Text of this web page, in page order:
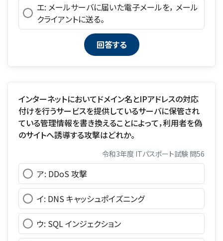
エ: メールサーバに届いた電子メールを， メール
クライアントに送る。
インターネットにおいてドメイン名とIPアドレスの対応
付けを行うサービスを提供しているサーバに保管され
ている管理情報を書き換えることによって，利用者を偽
のサイトへ誘導する攻撃はどれか。
令和3年度 ITパスポート試験 問56
ア: DDoS 攻撃
イ: DNS キャッシュポイズニング
ウ: SQL インジェクション